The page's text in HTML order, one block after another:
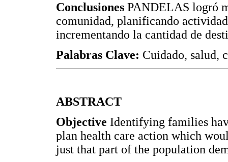
Conclusiones PANDELAS logró
comunidad, planificando
incrementando la cantidad de
Palabras Clave: Cuidado, salud,
ABSTRACT
Objective Identifying families
plan health care action which
just that part of the population